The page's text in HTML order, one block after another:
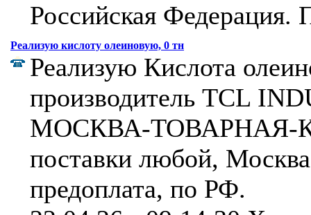
Российская Федерация.
Реализую кислоту олеиновую, 0 тн
Реализую Кислота
производитель TCL
МОСКВА-ТОВАРНАЯ-
поставки любой,
предоплата, по РФ.